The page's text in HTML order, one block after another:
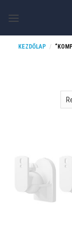
KEZDŐLAP /